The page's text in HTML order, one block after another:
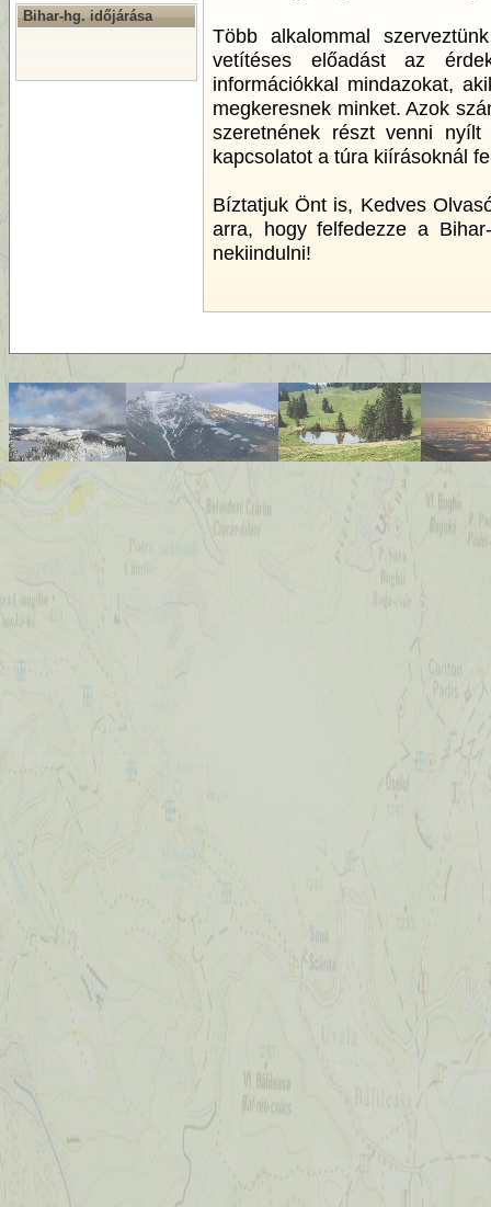
Bihar-hg. időjárása
Több alkalommal
vetítéses előadást az
információkkal mindazokat,
megkeresnek minket. Azok
szeretnének részt venni
kapcsolatot a túra kiírásoknál
Bíztatjuk Önt is, Kedves
arra, hogy felfedezze a
nekiindulni!
By